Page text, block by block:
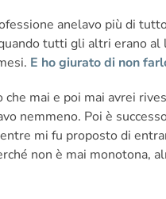
anelavo più di
tutti gli altri erano al
E ho giurato di non
mai e poi mai avrei
nemmeno. Poi è
mi fu proposto di
non è mai monotona,